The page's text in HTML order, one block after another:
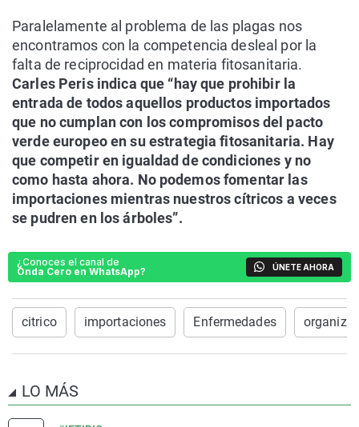
Paralelamente al problema de las plagas nos
encontramos con la competencia desleal por la
falta de reciprocidad en materia fitosanitaria.
Carles Peris indica que “hay que prohibir la
entrada de todos aquellos productos importados
que no cumplan con los compromisos del pacto
verde europeo en su estrategia fitosanitaria. Hay
que competir en igualdad de condiciones y no
como hasta ahora. No podemos fomentar las
importaciones mientras nuestros cítricos a veces
se pudren en los árboles”.
¿Conoces el canal de
Onda Cero en WhatsApp?
ÚNETE AHORA
citrico importaciones Enfermedades
LO MÁS